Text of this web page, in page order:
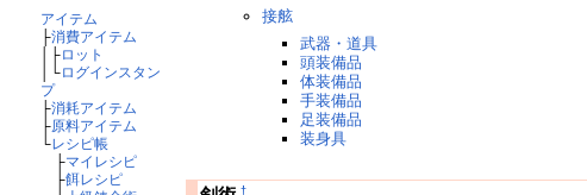
アイテム
├消費アイテム
│├ロット
│└ログインスタン
プ
├消耗アイテム
├原料アイテム
└レシピ帳
├マイレシピ
├餌レシピ
接舷
武器・道具
頭装備品
体装備品
手装備品
足装備品
装身具
†